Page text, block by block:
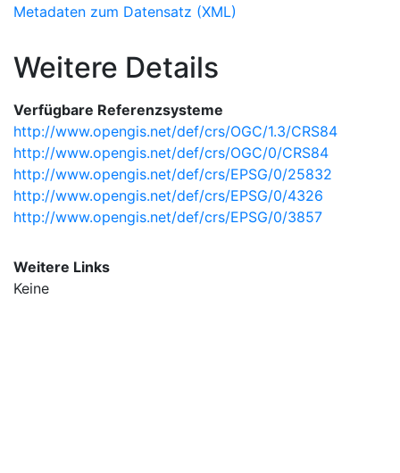
Metadaten zum Datensatz (XML)
Weitere Details
Verfügbare Referenzsysteme
http://www.opengis.net/def/crs/OGC/1.3/CRS84
http://www.opengis.net/def/crs/OGC/0/CRS84
http://www.opengis.net/def/crs/EPSG/0/25832
http://www.opengis.net/def/crs/EPSG/0/4326
http://www.opengis.net/def/crs/EPSG/0/3857
Weitere Links
Keine